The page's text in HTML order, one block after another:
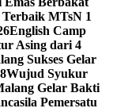
MTsN 1
English Camp
Asing dari 4
Sukses Gelar
Wujud Syukur
Gelar Bakti
Pemersatu